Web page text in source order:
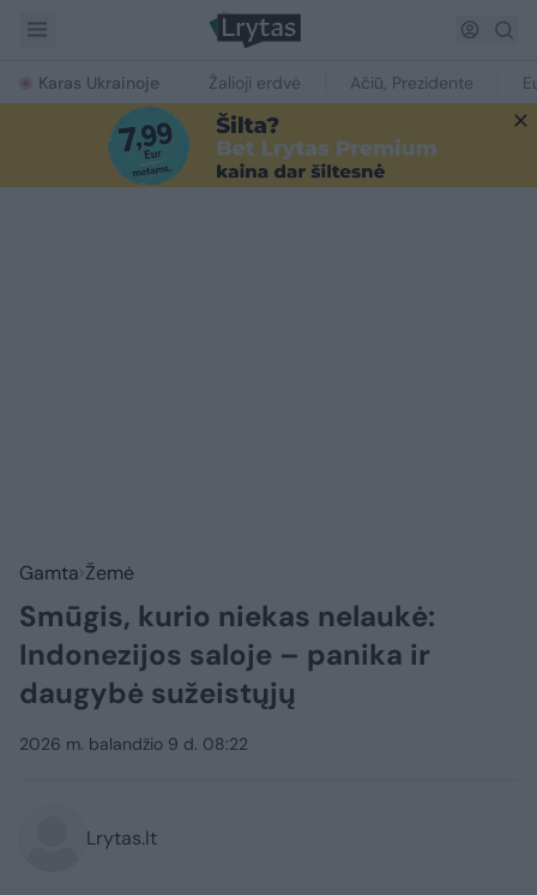
Karas Ukrainoje Žalioji erdvė Ačiū, Prezidente
Gamta Žemė
Smūgis, kurio niekas nelaukė:
Indonezijos saloje – panika ir
daugybė sužeistųjų
2026 m. balandžio 9 d. 08:22
Lrytas.lt